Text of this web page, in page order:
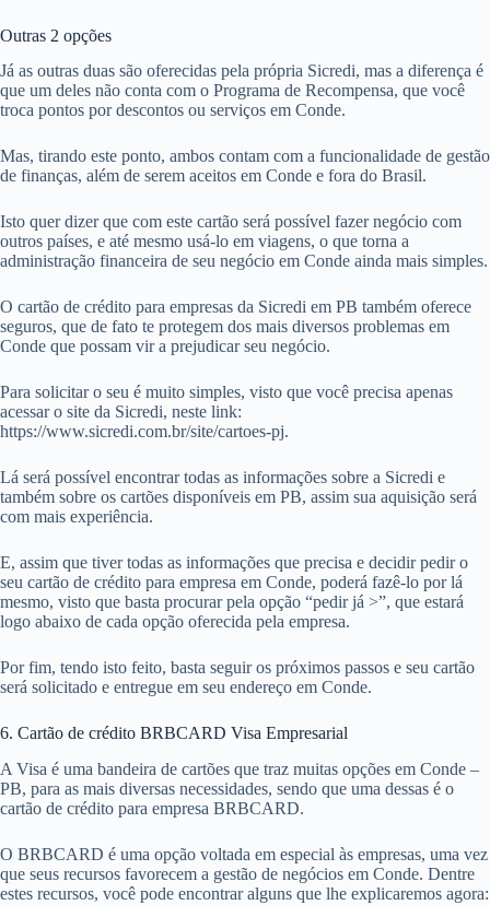
Outras 2 opções
Já as outras duas são oferecidas pela própria Sicredi, mas a diferença é
que um deles não conta com o Programa de Recompensa, que você
troca pontos por descontos ou serviços em Conde.
Mas, tirando este ponto, ambos contam com a funcionalidade de gestão
de finanças, além de serem aceitos em Conde e fora do Brasil.
Isto quer dizer que com este cartão será possível fazer negócio com
outros países, e até mesmo usá-lo em viagens, o que torna a
administração financeira de seu negócio em Conde ainda mais simples.
O cartão de crédito para empresas da Sicredi em PB também oferece
seguros, que de fato te protegem dos mais diversos problemas em
Conde que possam vir a prejudicar seu negócio.
Para solicitar o seu é muito simples, visto que você precisa apenas
acessar o site da Sicredi, neste link:
https://www.sicredi.com.br/site/cartoes-pj.
Lá será possível encontrar todas as informações sobre a Sicredi e
também sobre os cartões disponíveis em PB, assim sua aquisição será
com mais experiência.
E, assim que tiver todas as informações que precisa e decidir pedir o
seu cartão de crédito para empresa em Conde, poderá fazê-lo por lá
mesmo, visto que basta procurar pela opção “pedir já >”, que estará
logo abaixo de cada opção oferecida pela empresa.
Por fim, tendo isto feito, basta seguir os próximos passos e seu cartão
será solicitado e entregue em seu endereço em Conde.
6. Cartão de crédito BRBCARD Visa Empresarial
A Visa é uma bandeira de cartões que traz muitas opções em Conde –
PB, para as mais diversas necessidades, sendo que uma dessas é o
cartão de crédito para empresa BRBCARD.
O BRBCARD é uma opção voltada em especial às empresas, uma vez
que seus recursos favorecem a gestão de negócios em Conde. Dentre
estes recursos, você pode encontrar alguns que lhe explicaremos agora: